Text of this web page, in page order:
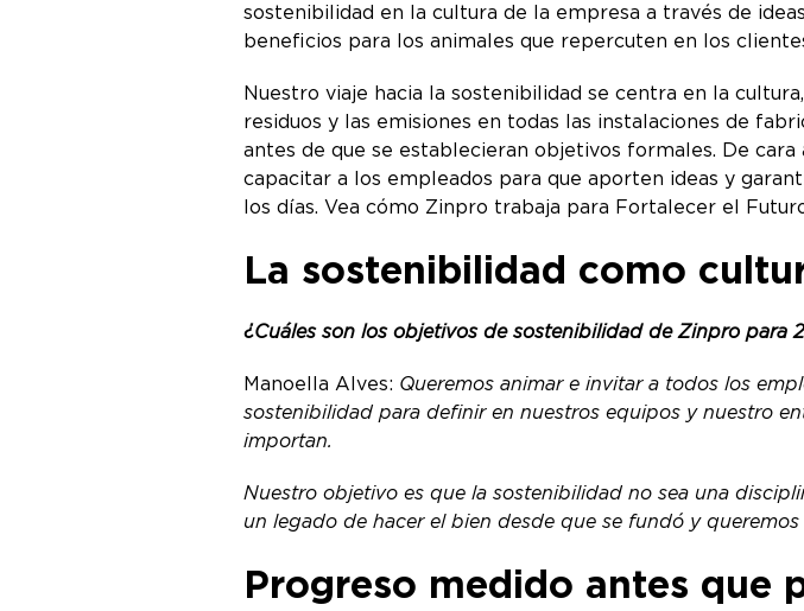
sostenibilidad en la cultura de la empresa a través de
beneficios para los animales que repercuten en los
Nuestro viaje hacia la sostenibilidad se centra en la
residuos y las emisiones en todas las instalaciones de
antes de que se establecieran objetivos formales. De
capacitar a los empleados para que aporten ideas y
los días. Vea cómo Zinpro trabaja para Fortalecer el
La sostenibilidad como
¿Cuáles son los objetivos de sostenibilidad de Zinpro para
Manoella Alves: Queremos animar e invitar a todos los
sostenibilidad para definir en nuestros equipos y nuestro
importan.
Nuestro objetivo es que la sostenibilidad no sea una
un legado de hacer el bien desde que se fundó y
Progreso medido antes que